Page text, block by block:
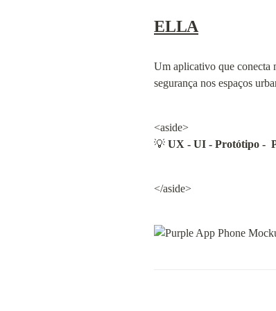
ELLA
Um aplicativo que conecta
segurança nos espaços
<aside>
💡 UX - UI - Protótipo -
</aside>